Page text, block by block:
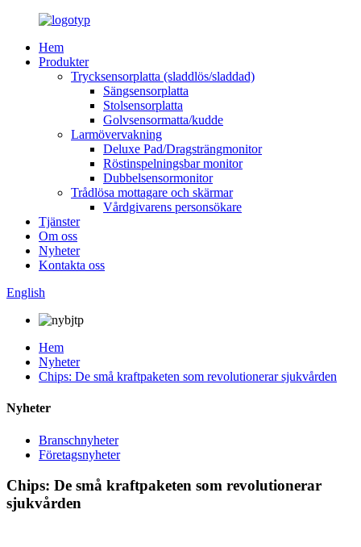
Hem
Produkter
Trycksensorplatta (sladdlös/sladdad)
Sängsensorplatta
Stolsensorplatta
Golvsensormatta/kudde
Larmövervakning
Deluxe Pad/Dragsträngmonitor
Röstinspelningsbar monitor
Dubbelsensormonitor
Trådlösa mottagare och skärmar
Vårdgivarens personsökare
Tjänster
Om oss
Nyheter
Kontakta oss
English
Hem
Nyheter
Chips: De små kraftpaketen som revolutionerar sjukvården
Nyheter
Branschnyheter
Företagsnyheter
Chips: De små kraftpaketen som revolutionerar
sjukvården